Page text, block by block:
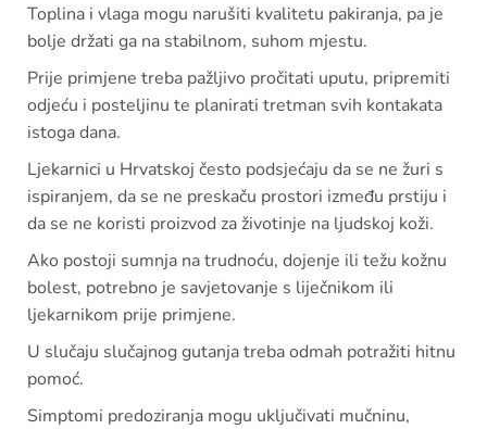
Toplina i vlaga mogu narušiti kvalitetu pakiranja, pa je
bolje držati ga na stabilnom, suhom mjestu.
Prije primjene treba pažljivo pročitati uputu, pripremiti
odjeću i posteljinu te planirati tretman svih kontakata
istoga dana.
Ljekarnici u Hrvatskoj često podsjećaju da se ne žuri s
ispiranjem, da se ne preskaču prostori između prstiju i
da se ne koristi proizvod za životinje na ljudskoj koži.
Ako postoji sumnja na trudnoću, dojenje ili težu kožnu
bolest, potrebno je savjetovanje s liječnikom ili
ljekarnikom prije primjene.
U slučaju slučajnog gutanja treba odmah potražiti hitnu
pomoć.
Simptomi predoziranja mogu uključivati mučninu,